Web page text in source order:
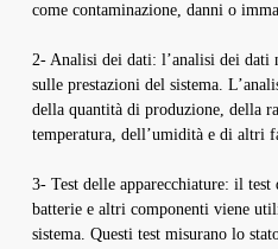
come contaminazione, danni o
2- Analisi dei dati: l’analisi dei dati
sulle prestazioni del sistema.
della quantità di produzione, della
temperatura, dell’umidità e di altri
3- Test delle apparecchiature: il
batterie e altri componenti viene
sistema. Questi test misurano lo